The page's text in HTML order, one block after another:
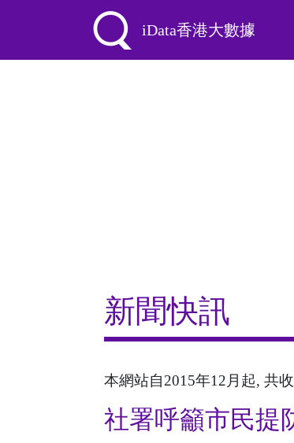
iData香港大數據
新聞快訊
本網站自2015年12月起, 共
社署呼籲市民提